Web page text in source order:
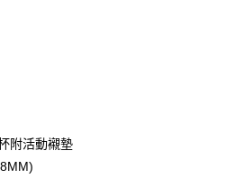
人資料，並將交易相關給付款項請求債
代理人或監護人之同意方可使用
申辦者引起之損失，本公司不負相關責
將依據個別帳號之用戶狀況，依本公司即
上)免運費
上)免運費
附活動襯墊